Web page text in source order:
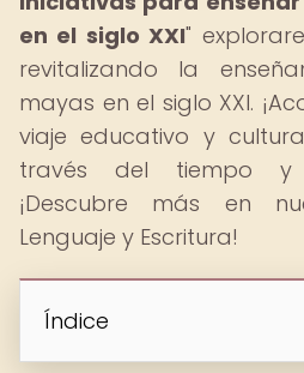
en el siglo XXI"
revitalizando la
mayas en el siglo XXI.
viaje educativo y
través del tiempo y
¡Descubre más en
Lenguaje y Escritura!
Índice